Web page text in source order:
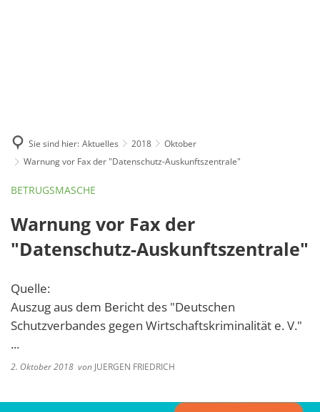
Sie sind hier: Aktuelles 2018
Oktober
Warnung vor Fax der "Datenschutz-Auskunftszentrale"
BETRUGSMASCHE
Warnung vor Fax der
"Datenschutz-Auskunftszentrale"
Quelle:
Auszug aus dem Bericht des "Deutschen
Schutzverbandes gegen Wirtschaftskriminalität e. V."
...
2. Oktober 2018 von JUERGEN FRIEDRICH